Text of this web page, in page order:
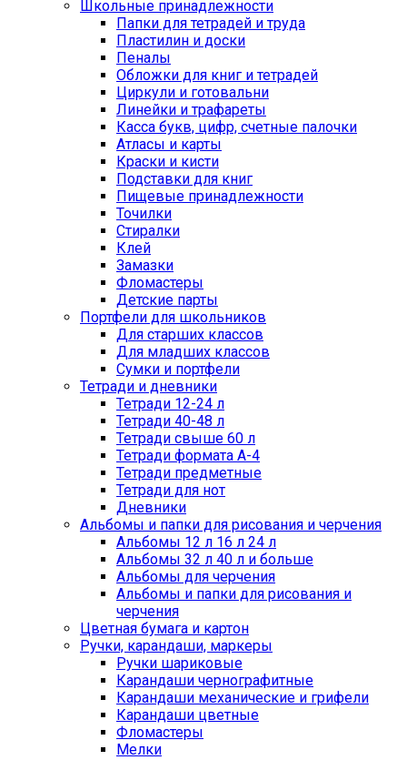
Школьные принадлежности
Папки для тетрадей и труда
Пластилин и доски
Пеналы
Обложки для книг и тетрадей
Циркули и готовальни
Линейки и трафареты
Касса букв, цифр, счетные палочки
Атласы и карты
Краски и кисти
Подставки для книг
Пищевые принадлежности
Точилки
Стиралки
Клей
Замазки
Фломастеры
Детские парты
Портфели для школьников
Для старших классов
Для младших классов
Сумки и портфели
Тетради и дневники
Тетради 12-24 л
Тетради 40-48 л
Тетради свыше 60 л
Тетради формата А-4
Тетради предметные
Тетради для нот
Дневники
Альбомы и папки для рисования и черчения
Альбомы 12 л 16 л 24 л
Альбомы 32 л 40 л и больше
Альбомы для черчения
Альбомы и папки для рисования и
черчения
Цветная бумага и картон
Ручки, карандаши, маркеры
Ручки шариковые
Карандаши чернографитные
Карандаши механические и грифели
Карандаши цветные
Фломастеры
Мелки